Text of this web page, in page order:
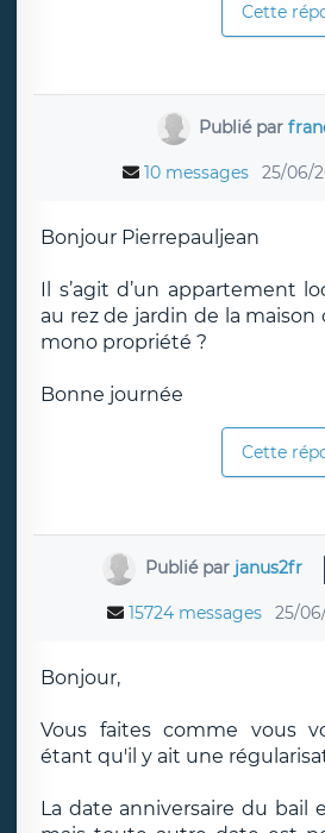
Cette
Publié par
10 messages 25/06/
Bonjour Pierrepauljean
Il s’agit d’un appartement
au rez de jardin de la maison
mono propriété ?
Bonne journée
Cette
Publié par janus2fr
15724 messages 25/
Bonjour,
Vous faites comme vous
étant qu'il y ait une
La date anniversaire du bail